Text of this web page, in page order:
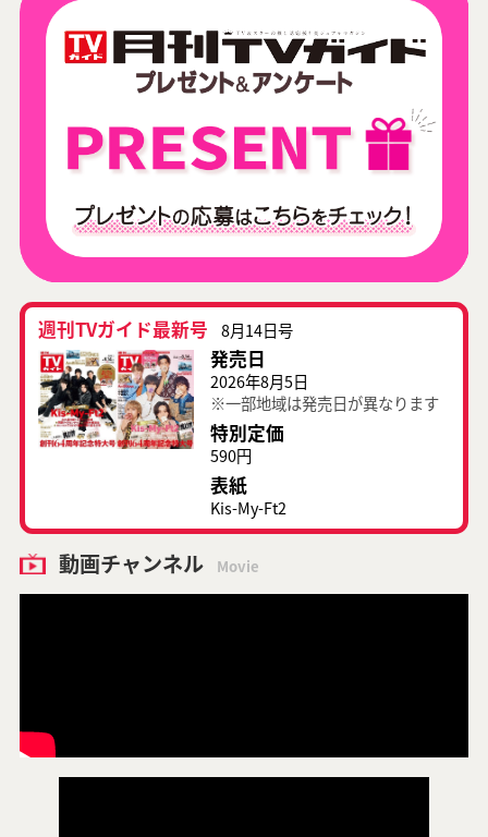
週刊TVガイド最新号 8月14日号
発売日
2026年8月5日
※一部地域は発売日が異なります
特別定価
590円
表紙
Kis-My-Ft2
動画チャンネル Movie